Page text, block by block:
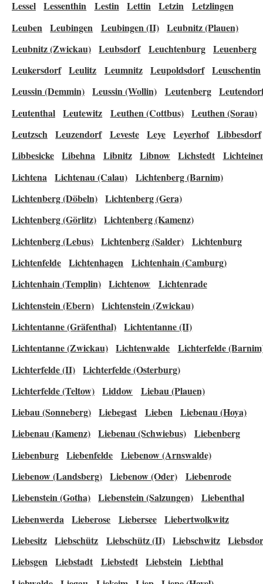
Lessel Lessenthin Lestin Lettin Letzin
Letzlingen
Leuben
Leubingen Leubingen (II) Leubnitz (Plauen)
Leubnitz (Zwickau) Leubsdorf Leuchtenburg Leuenberg
Leukersdorf Leulitz Leumnitz Leupoldsdorf Leuschentin
Leussin (Demmin) Leussin (Wollin) Leutenberg
Leutenthal Leutewitz Leuthen (Cottbus) Leuthen (Sorau)
Leutzsch Leuzendorf Leveste Leye Leyerhof Libbesdorf
Libbesicke Libehna Libnitz Libnow Lichstedt
Lichtena Lichtenau (Calau)
Lichtenberg (Barnim)
Lichtenberg (Döbeln) Lichtenberg (Gera)
Lichtenberg (Görlitz) Lichtenberg (Kamenz)
Lichtenberg (Lebus) Lichtenberg (Salder)
Lichtenburg
Lichtenfelde Lichtenhagen
Lichtenhain (Camburg)
Lichtenhain (Templin) Lichtenow
Lichtenrade
Lichtenstein (Ebern) Lichtenstein (Zwickau)
Lichtentanne (Gräfenthal) Lichtentanne (II)
Lichtentanne (Zwickau) Lichtenwalde
Lichterfelde
Lichterfelde (II) Lichterfelde (Osterburg)
Lichterfelde (Teltow) Liddow
Liebau (Plauen)
Liebau (Sonneberg) Liebegast Lieben Liebenau (Hoya)
Liebenau (Kamenz) Liebenau (Schwiebus)
Liebenberg
Liebenburg Liebenfelde
Liebenow (Arnswalde)
Liebenow (Landsberg) Liebenow (Oder)
Liebenrode
Liebenstein (Gotha) Liebenstein (Salzungen)
Liebenthal
Liebenwerda Lieberose Liebersee Liebertwolkwitz
Liebesitz Liebschütz Liebschütz (II) Liebschwitz
Liebsgen Liebstadt Liebstedt Liebstein Liebthal